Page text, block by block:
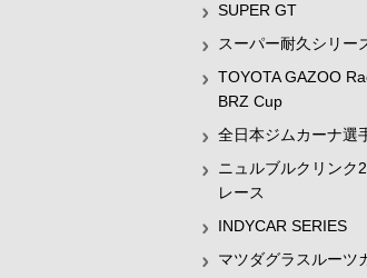
SUPER GT
スーパー耐久シリー
TOYOTA GAZOO
BRZ Cup
全日本ジムカーナ選
ニュルブルクリンク
レース
INDYCAR SERIES
マツダグラスルーツ